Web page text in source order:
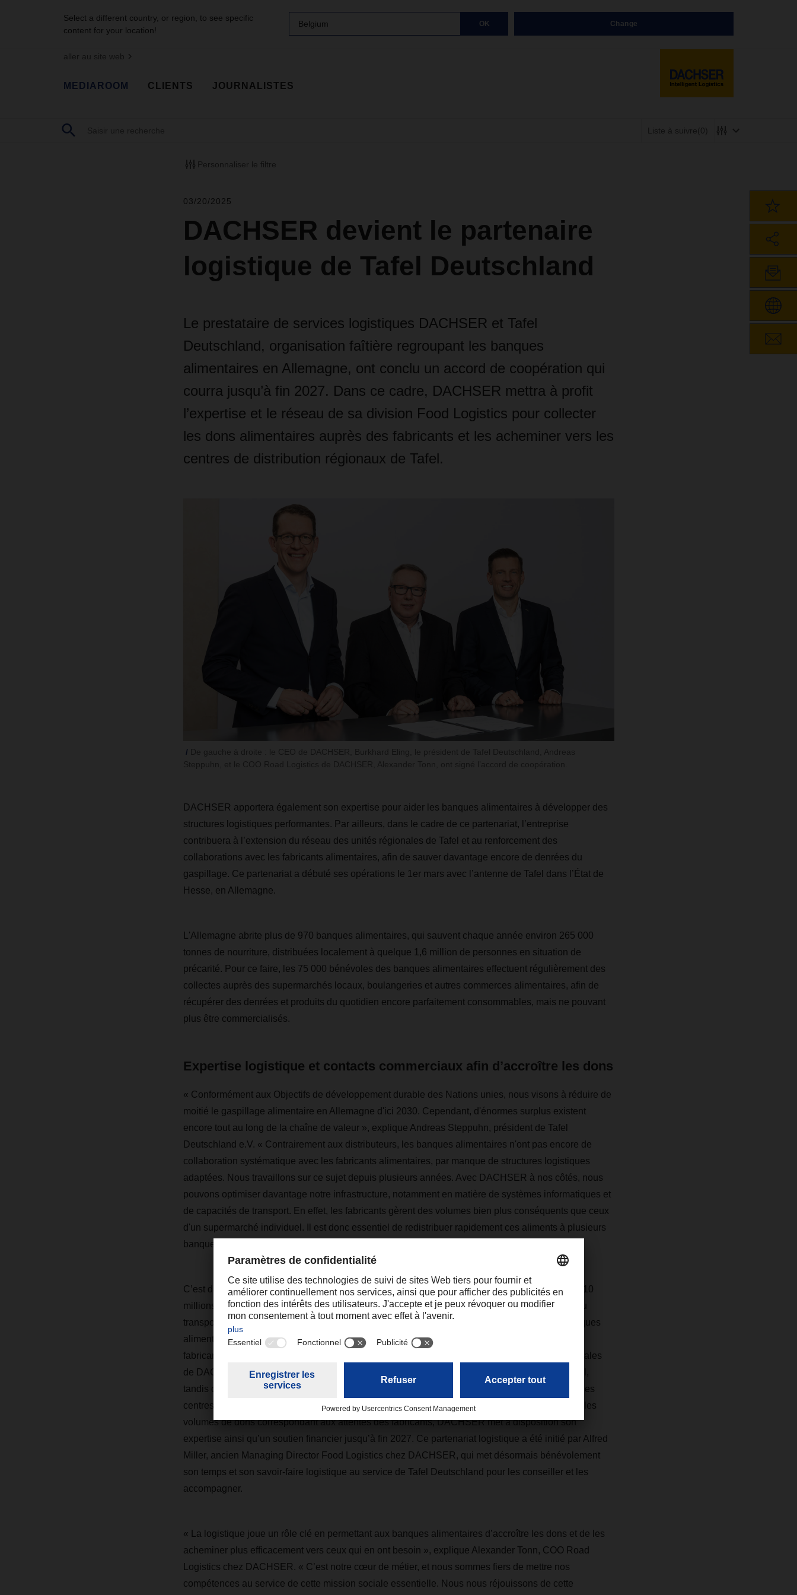
Select a different country, or region, to see specific
content for your location!
Belgium OK Change
aller au site web
MEDIAROOM CLIENTS JOURNALISTES
Liste à suivre(0)
Personnaliser le filtre
03/20/2025
DACHSER devient le partenaire
logistique de Tafel Deutschland
Le prestataire de services logistiques DACHSER et Tafel
Deutschland, organisation faîtière regroupant les banques
alimentaires en Allemagne, ont conclu un accord de coopération qui
courra jusqu’à fin 2027. Dans ce cadre, DACHSER mettra à profit
l’expertise et le réseau de sa division Food Logistics pour collecter
les dons alimentaires auprès des fabricants et les acheminer vers les
centres de distribution régionaux de Tafel.
DACHSER apportera également son expertise pour aider les banques alimentaires à développer des
structures logistiques performantes. Par ailleurs, dans le cadre de ce partenariat, l’entreprise
contribuera à l’extension du réseau des unités régionales de Tafel et au renforcement des
collaborations avec les fabricants alimentaires, afin de sauver davantage encore de denrées du
gaspillage. Ce partenariat a débuté ses opérations le 1er mars avec l’antenne de Tafel dans l’État de
Hesse, en Allemagne.
L'Allemagne abrite plus de 970 banques alimentaires, qui sauvent chaque année environ 265 000
tonnes de nourriture, distribuées localement à quelque 1,6 million de personnes en situation de
précarité. Pour ce faire, les 75 000 bénévoles des banques alimentaires effectuent régulièrement des
collectes auprès des supermarchés locaux, boulangeries et autres commerces alimentaires, afin de
récupérer des denrées et produits du quotidien encore parfaitement consommables, mais ne pouvant
plus être commercialisés.
Expertise logistique et contacts commerciaux afin d’accroître les dons
« Conformément aux Objectifs de développement durable des Nations unies, nous visons à réduire de
moitié le gaspillage alimentaire en Allemagne d'ici 2030. Cependant, d'énormes surplus existent
encore tout au long de la chaîne de valeur », explique Andreas Steppuhn, président de Tafel
Deutschland e.V. « Contrairement aux distributeurs, les banques alimentaires n'ont pas encore de
collaboration systématique avec les fabricants alimentaires, par manque de structures logistiques
adaptées. Nous travaillons sur ce sujet depuis plusieurs années. Avec DACHSER à nos côtés, nous
pouvons optimiser davantage notre infrastructure, notamment en matière de systèmes informatiques et
de capacités de transport. En effet, les fabricants gèrent des volumes bien plus conséquents que ceux
d'un supermarché individuel. Il est donc essentiel de redistribuer rapidement ces aliments à plusieurs
banques alimentaires. »
C’est dans ce cadre que s’inscrit la collaboration avec DACHSER. Avec 30 agences et environ 10
millions d’expéditions par an, DACHSER Food Logistics compte parmi les principaux acteurs du
transport alimentaire sous température contrôlée en Allemagne. Grâce à ce partenariat, les banques
alimentaires pourront tirer parti des relations établies de longue date par DACHSER avec les
fabricants alimentaires ainsi que de ses processus logistiques éprouvés. Les équipes commerciales
de DACHSER faciliteront la mise en relation entre les fabricants et les unités régionales de Tafel,
tandis que DACHSER Food Logistics assurera la collecte des dons et leur acheminement vers les
centres de distribution des banques alimentaires. Afin d’aider ces dernières à structurer et gérer les
volumes de dons correspondant aux attentes des fabricants, DACHSER met à disposition son
expertise ainsi qu’un soutien financier jusqu’à fin 2027. Ce partenariat logistique a été initié par Alfred
Miller, ancien Managing Director Food Logistics chez DACHSER, qui met désormais bénévolement
son temps et son savoir-faire logistique au service de Tafel Deutschland pour les conseiller et les
accompagner.
« La logistique joue un rôle clé en permettant aux banques alimentaires d’accroître les dons et de les
acheminer plus efficacement vers ceux qui en ont besoin », explique Alexander Tonn, COO Road
Logistics chez DACHSER. « C’est notre cœur de métier, et nous sommes fiers de mettre nos
compétences au service de cette mission sociale essentielle. Nous nous réjouissons de cette